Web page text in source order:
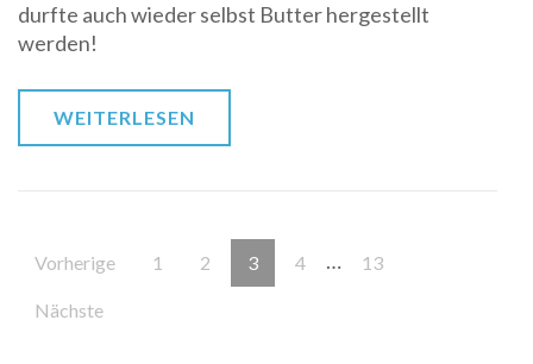
durfte auch wieder selbst Butter hergestellt
werden!
WEITERLESEN
Beitragsnavigation
Vorherige Seite
1 Seite
2 Seite
3 Seite
4 … Seite
13
Nächste